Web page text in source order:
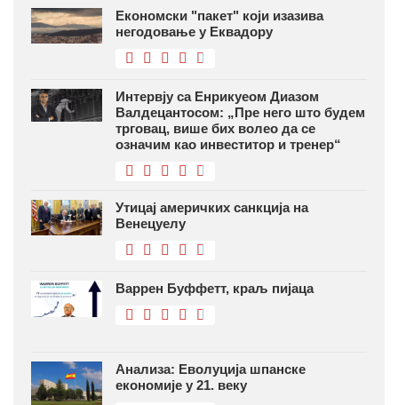
Економски "пакет" који изазива
негодовање у Еквадору
Интервју са Енрикуеом Диазом
Валдецантосом: „Пре него што будем
трговац, више бих волео да се
означим као инвеститор и тренер“
Утицај америчких санкција на
Венецуелу
Варрен Буффетт, краљ пијаца
Анализа: Еволуција шпанске
економије у 21. веку